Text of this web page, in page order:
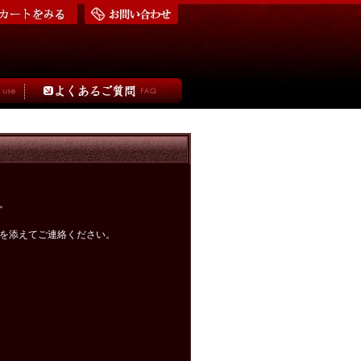
添えてご連絡ください。